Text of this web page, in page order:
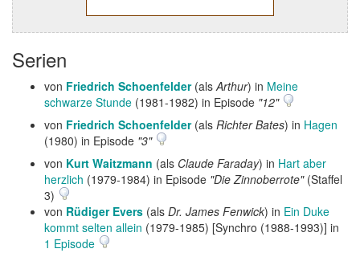
Serien
von Friedrich Schoenfelder(alsArthur) in Meine
schwarze Stunde (1981-1982) in Episode "12"
von Friedrich Schoenfelder(als Richter Bates) in Hagen
(1980) in Episode "3"
von Kurt Waitzmann (als Claude Faraday) in Hart aber
herzlich (1979-1984) in Episode "Die Zinnoberrote"(Staffel
3)
von Rüdiger Evers (als Dr. James Fenwick) in Ein Duke
kommt selten allein (1979-1985) [Synchro (1988-1993)] in
1 Episode